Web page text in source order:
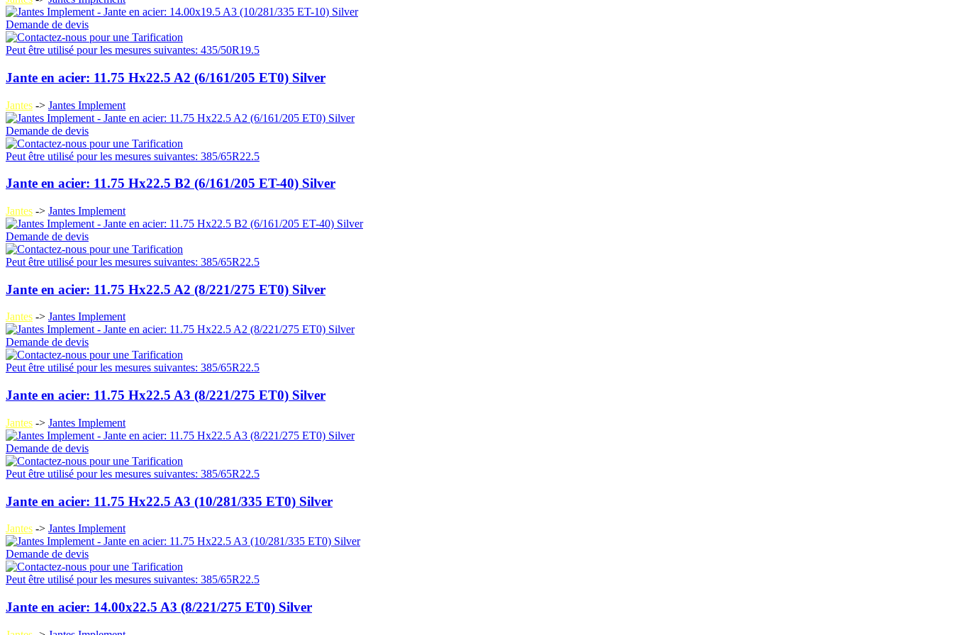
Demande de devis
Peut être utilisé pour les mesures suivantes: 435/50R19.5
Jante en acier: 11.75 Hx22.5 A2 (6/161/205 ET0) Silver
Jantes -> Jantes Implement
Demande de devis
Peut être utilisé pour les mesures suivantes: 385/65R22.5
Jante en acier: 11.75 Hx22.5 B2 (6/161/205 ET-40) Silver
Jantes -> Jantes Implement
Demande de devis
Peut être utilisé pour les mesures suivantes: 385/65R22.5
Jante en acier: 11.75 Hx22.5 A2 (8/221/275 ET0) Silver
Jantes -> Jantes Implement
Demande de devis
Peut être utilisé pour les mesures suivantes: 385/65R22.5
Jante en acier: 11.75 Hx22.5 A3 (8/221/275 ET0) Silver
Jantes -> Jantes Implement
Demande de devis
Peut être utilisé pour les mesures suivantes: 385/65R22.5
Jante en acier: 11.75 Hx22.5 A3 (10/281/335 ET0) Silver
Jantes -> Jantes Implement
Demande de devis
Peut être utilisé pour les mesures suivantes: 385/65R22.5
Jante en acier: 14.00x22.5 A3 (8/221/275 ET0) Silver